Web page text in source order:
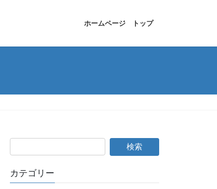
ホームページ トップ
カテゴリー